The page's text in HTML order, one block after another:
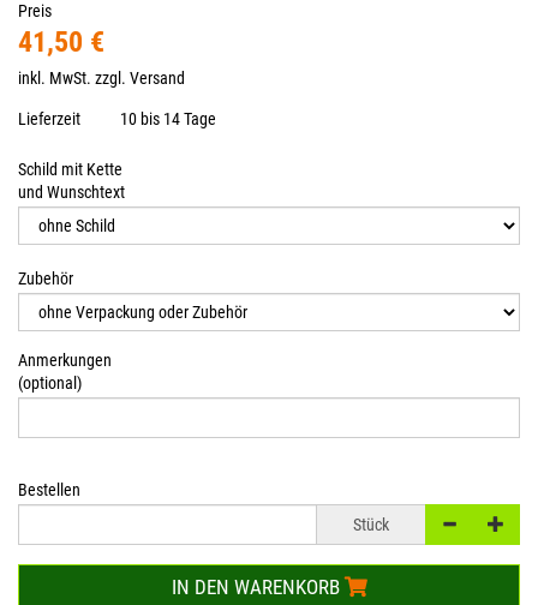
Preis
41,50 €
inkl. MwSt. zzgl. Versand
Lieferzeit 10 bis 14 Tage
Schild mit Kette
und Wunschtext
Zubehör
Anmerkungen
(optional)
Bestellen
Stück
IN DEN WARENKORB